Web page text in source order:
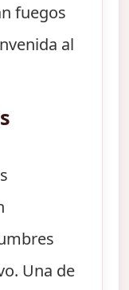
fuegos
al
Una de